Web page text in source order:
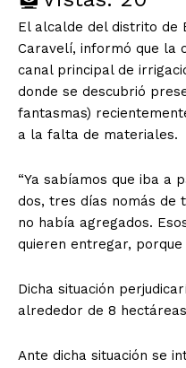
El alcalde del distrito de
Caravelí, informó que la
canal principal de
donde se descubrió
fantasmas)
a la falta de materiales.
“Ya sabíamos que iba a
dos, tres días nomás de
no había agregados.
quieren entregar, porque
Dicha situación
alrededor de 8
Ante dicha situación se